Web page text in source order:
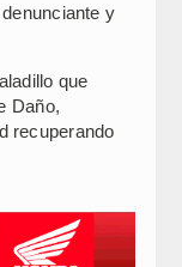
y
que
Daño,
recuperando